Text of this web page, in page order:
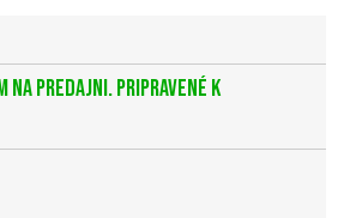
na predajni. Pripravené k